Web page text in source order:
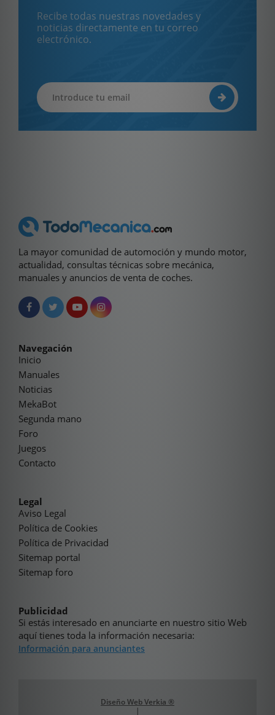
Recibe todas nuestras novedades y
noticias directamente en tu correo
electrónico.
La mayor comunidad de automoción y mundo motor,
actualidad, consultas técnicas sobre mecánica,
manuales y anuncios de venta de coches.
Navegación
Inicio
Manuales
Noticias
MekaBot
Segunda mano
Foro
Juegos
Contacto
Legal
Aviso Legal
Política de Cookies
Política de Privacidad
Sitemap portal
Sitemap foro
Publicidad
Si estás interesado en anunciarte en nuestro sitio Web
aquí tienes toda la información necesaria:
Información para anunciantes
Diseño Web Verkia ®
|